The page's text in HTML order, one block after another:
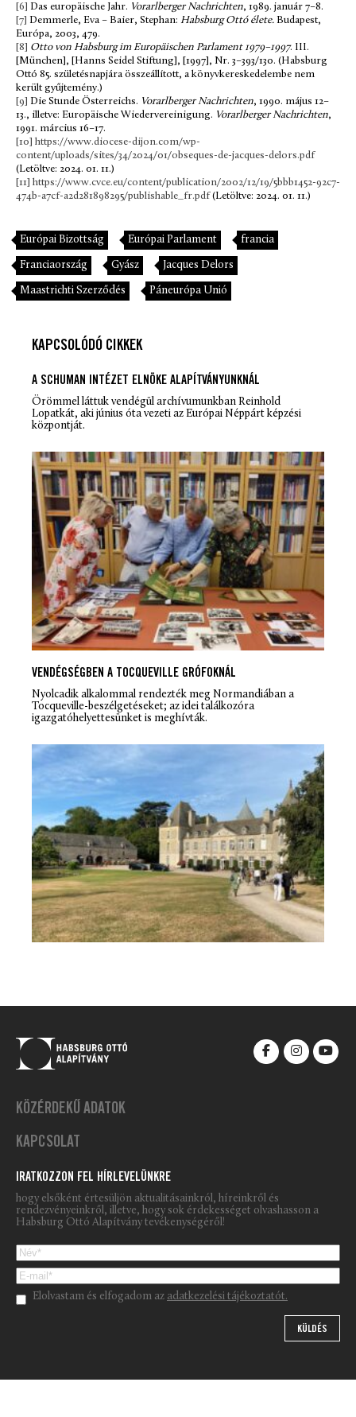
[6] Das europäische Jahr. Vorarlberger Nachrichten, 1989. január 7–8.
[7] Demmerle, Eva – Baier, Stephan: Habsburg Ottó élete. Budapest,
Európa, 2003, 479.
[8] Otto von Habsburg im Europäischen Parlament 1979–1997. III.
[München], [Hanns Seidel Stiftung], [1997], Nr. 3–393/130. (Habsburg
Ottó 85. születésnapjára összeállított, a könyvkereskedelembe nem
került gyűjtemény.)
[9] Die Stunde Österreichs. Vorarlberger Nachrichten, 1990. május 12–
13., illetve: Europäische Wiedervereinigung. Vorarlberger Nachrichten,
1991. március 16–17.
[10] https://www.diocese-dijon.com/wp-
content/uploads/sites/34/2024/01/obseques-de-jacques-delors.pdf
(Letöltve: 2024. 01. 11.)
[11] https://www.cvce.eu/content/publication/2002/12/19/5bbb1452-92c7-
474b-a7cf-a2d281898295/publishable_fr.pdf(Letöltve: 2024. 01. 11.)
Európai Bizottság Európai Parlament francia
Franciaország Gyász Jacques Delors
Maastrichti Szerződés Páneurópa Unió
KAPCSOLÓDÓ CIKKEK
A SCHUMAN INTÉZET ELNÖKE ALAPÍTVÁNYUNKNÁL
Örömmel láttuk vendégül archívumunkban Reinhold
Lopatkát, aki június óta vezeti az Európai Néppárt képzési
központját.
VENDÉGSÉGBEN A TOCQUEVILLE GRÓFOKNÁL
Nyolcadik alkalommal rendezték meg Normandiában a
Tocqueville-beszélgetéseket; az idei találkozóra
igazgatóhelyettesünket is meghívták.
KÖZÉRDEKŰ ADATOK
KAPCSOLAT
IRATKOZZON FEL HÍRLEVELÜNKRE
hogy elsőként értesüljön aktualitásainkról, híreinkről és
rendezvényeinkről, illetve, hogy sok érdekességet olvashasson a
Habsburg Ottó Alapítvány tevékenységéről!
Please leave this field empty.
Elolvastam és elfogadom az adatkezelési tájékoztatót.